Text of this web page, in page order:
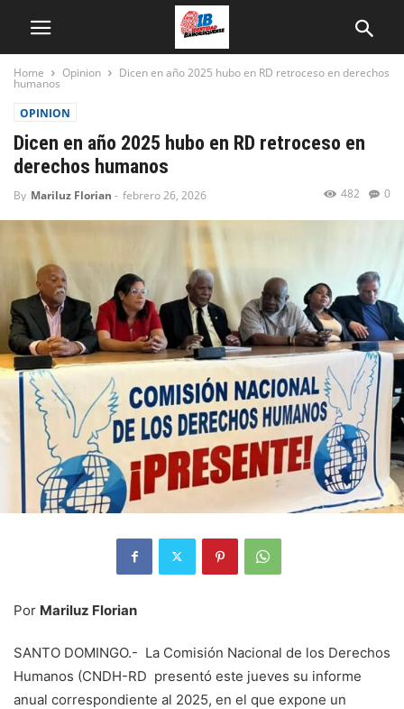
Home Opinion Dicen en año 2025 hubo en RD retroceso en derechos
humanos
OPINION
Dicen en año 2025 hubo en RD retroceso en
derechos humanos
By Mariluz Florian - febrero 26, 2026 0
482
Por Mariluz Florian
SANTO DOMINGO.- La Comisión Nacional de los Derechos
Humanos (CNDH-RD presentó este jueves su informe
anual correspondiente al 2025, en el que expone un